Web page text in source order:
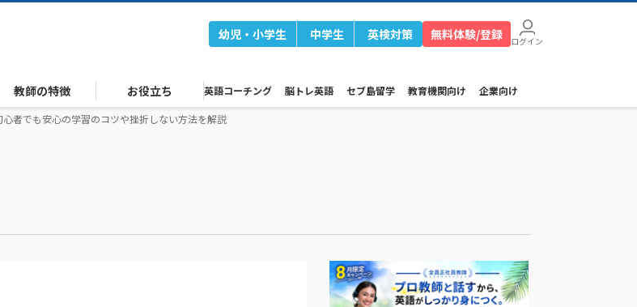
幼児・小学生 中学生 英検対策 無料体験/登録 ログイン
教師の特徴 お役立ち 英語コーチング 脳トレ英語 セブ島留学 教育機関向け 企業向け
者でも安心の学習のコツや挫折しない方法を解説